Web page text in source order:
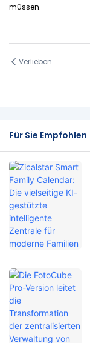
müssen.
Verlieben
Für Sie Empfohlen